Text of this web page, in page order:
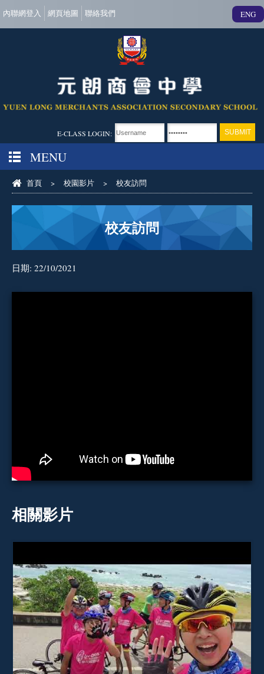
內聯網登入 網頁地圖 聯絡我們 ENG
E-CLASS LOGIN:
MENU
首頁 > 校園影片 > 校友訪問
校友訪問
日期: 22/10/2021
相關影片